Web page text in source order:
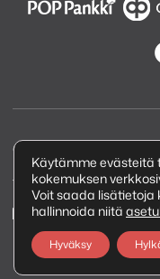
Copyright © 2026 Kuva
Tietosuojaseloste
Käytämme evästeitä
kokemuksen
Voit saada
hallinnoida niitä
Hyväksy